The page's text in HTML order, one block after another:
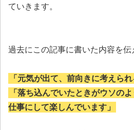
ていきます。
過去にこの記事に書いた内容を伝
「元気が出て、前向きに考えら
「落ち込んでいたときがウソの
仕事にして楽しんでいます」